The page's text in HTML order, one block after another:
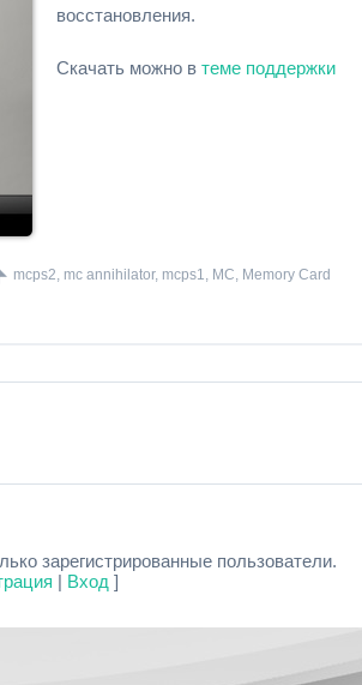
восстановления.
Скачать можно в теме поддержки
mcps2, mc annihilator, mcps1, MC, Memory Card
зарегистрированные пользователи.
| Вход ]